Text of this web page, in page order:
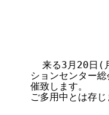
来る3月20日(
ションセンター
催致します。
ご多用中とは存